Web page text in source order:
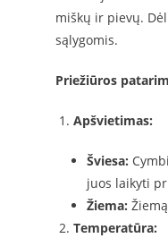
miškų ir pievų.
sąlygomis.
Priežiūros
Apšvietimas:
Šviesa:
juos laikyti
Žiema:
Temperatūra: